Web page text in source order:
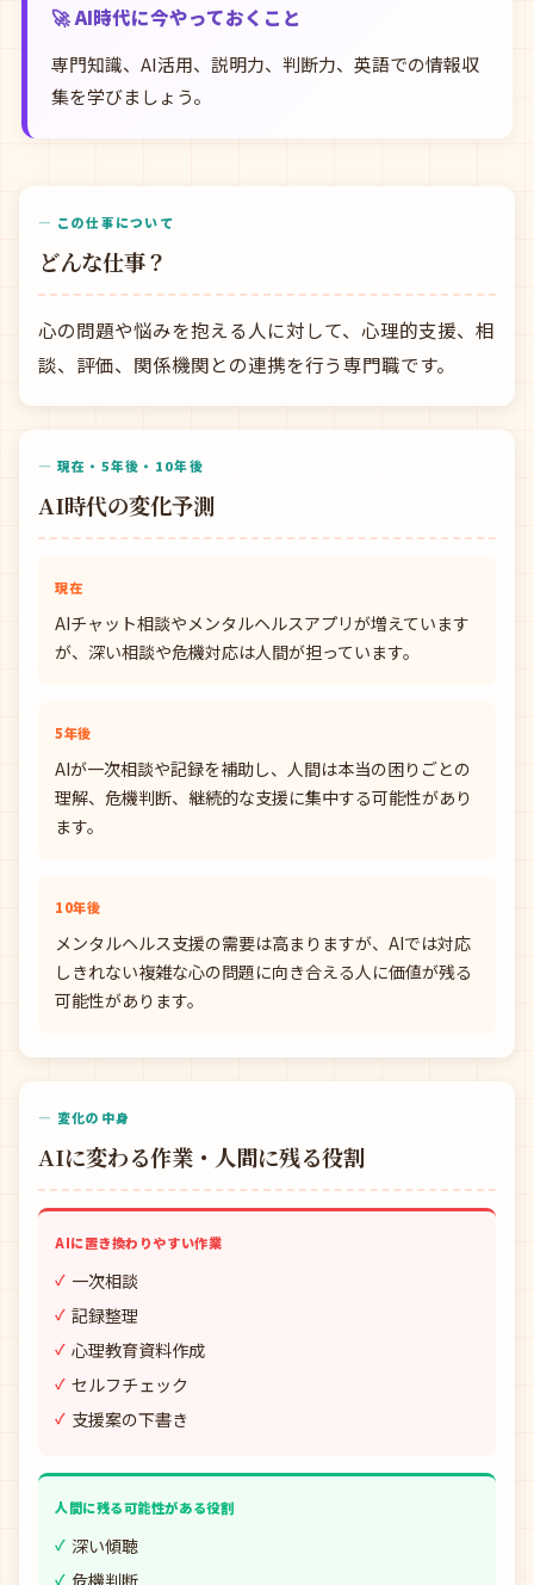
🚀 AI時代に今やっておくこと
専門知識、AI活用、説明力、判断力、英語での情報収
集を学びましょう。
— この仕事について
どんな仕事？
心の問題や悩みを抱える人に対して、心理的支援、相
談、評価、関係機関との連携を行う専門職です。
— 現在・5年後・10年後
AI時代の変化予測
現在
AIチャット相談やメンタルヘルスアプリが増えています
が、深い相談や危機対応は人間が担っています。
5年後
AIが一次相談や記録を補助し、人間は本当の困りごとの
理解、危機判断、継続的な支援に集中する可能性があり
ます。
10年後
メンタルヘルス支援の需要は高まりますが、AIでは対応
しきれない複雑な心の問題に向き合える人に価値が残る
可能性があります。
— 変化の中身
AIに変わる作業・人間に残る役割
AIに置き換わりやすい作業
一次相談
記録整理
心理教育資料作成
セルフチェック
支援案の下書き
人間に残る可能性がある役割
深い傾聴
危機判断